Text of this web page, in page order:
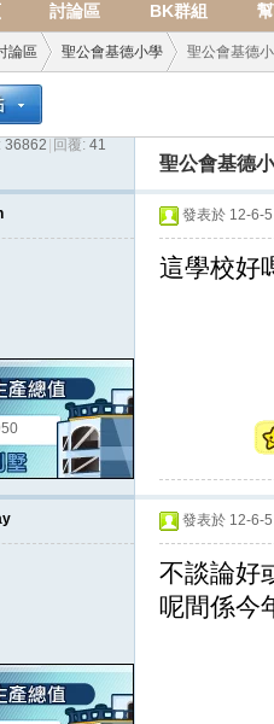
討論區 BK群組
論區
›
聖公會基德小學
›
聖公會基德
36862 回覆: 41
聖公會基德
發表於 12-6-
這學校好
發表於 12-6-
不談論好
呢間係今